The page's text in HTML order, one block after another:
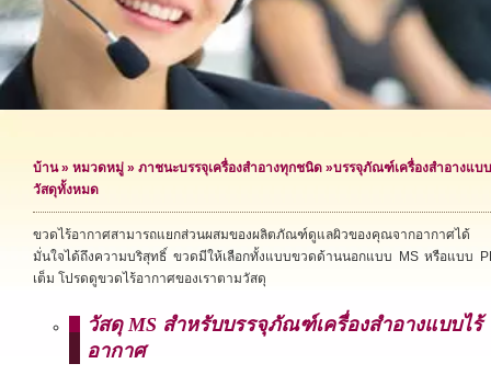
บ้าน» หมวดหมู่ » ภาชนะบรรจุเครื่องสำอางทุกชนิด »บรรจุภัณฑ์เครื่องสำอางแบ
วัสดุทั้งหมด
ขวดไร้อากาศสามารถแยกส่วนผสมของผลิตภัณฑ์ดูแลผิวของคุณจากอากาศไ
มั่นใจได้ถึงความบริสุทธิ์ ขวดมีให้เลือกทั้งแบบขวดด้านนอกแบบ MS หรือแบบ
เต็ม โปรดดูขวดไร้อากาศของเราตามวัสดุ
วัสดุ MS สำหรับบรรจุภัณฑ์เครื่องสำอางแบบไร้
อากาศ